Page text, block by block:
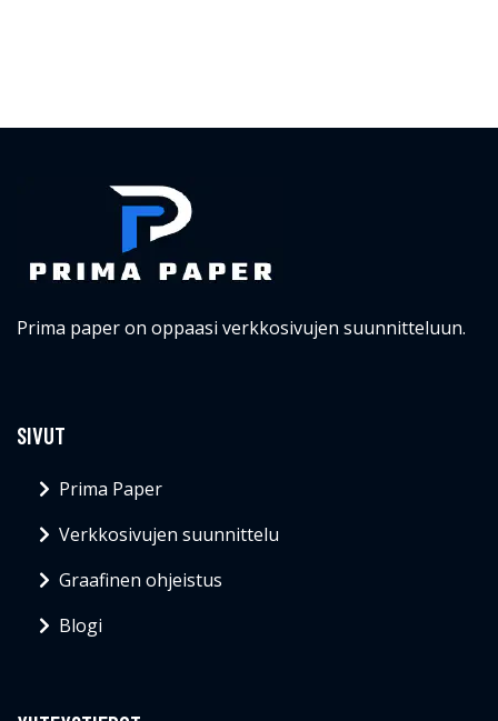
Prima paper on oppaasi verkkosivujen suunnitteluun.
SIVUT
Prima Paper
Verkkosivujen suunnittelu
Graafinen ohjeistus
Blogi